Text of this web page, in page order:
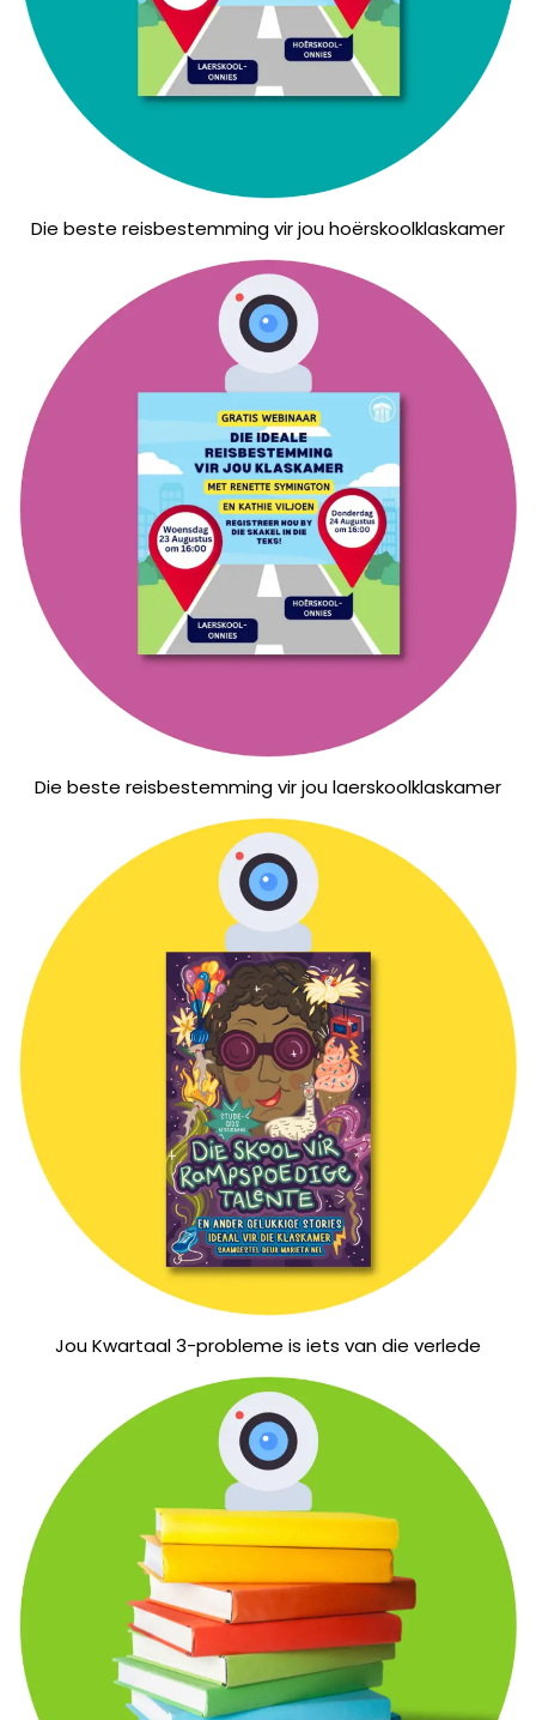
Die beste reisbestemming vir jou hoërskoolklaskamer
Die beste reisbestemming vir jou laerskoolklaskamer
Jou Kwartaal 3-probleme is iets van die verlede